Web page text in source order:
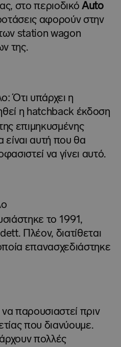
στο περιοδικόAuto
αφορούν στην
station wagon
της.
Ότι υπάρχει η
η hatchback έκδοση
επιμηκυσμένης
είναι αυτή που θα
να γίνει αυτό.
το 1991,
Πλέον, διατίθεται
επανασχεδιάστηκε
παρουσιαστεί πριν
που διανύουμε.
πολλές